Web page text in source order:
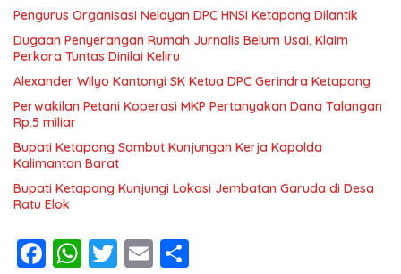
Pengurus Organisasi Nelayan DPC HNSI Ketapang Dilantik
Dugaan Penyerangan Rumah Jurnalis Belum Usai, Klaim
Perkara Tuntas Dinilai Keliru
Alexander Wilyo Kantongi SK Ketua DPC Gerindra Ketapang
Perwakilan Petani Koperasi MKP Pertanyakan Dana Talangan
Rp.5 miliar
Bupati Ketapang Sambut Kunjungan Kerja Kapolda
Kalimantan Barat
Bupati Ketapang Kunjungi Lokasi Jembatan Garuda di Desa
Ratu Elok
F W T E